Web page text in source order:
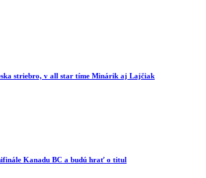
striebro, v all star tíme Minárik aj Lajčiak
Kanadu BC a budú hrať o titul